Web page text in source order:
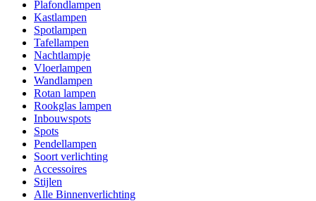
Plafondlampen
Kastlampen
Spotlampen
Tafellampen
Nachtlampje
Vloerlampen
Wandlampen
Rotan lampen
Rookglas lampen
Inbouwspots
Spots
Pendellampen
Soort verlichting
Accessoires
Stijlen
Alle Binnenverlichting